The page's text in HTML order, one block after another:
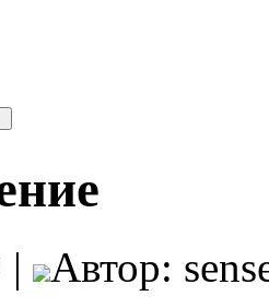
|
Автор: